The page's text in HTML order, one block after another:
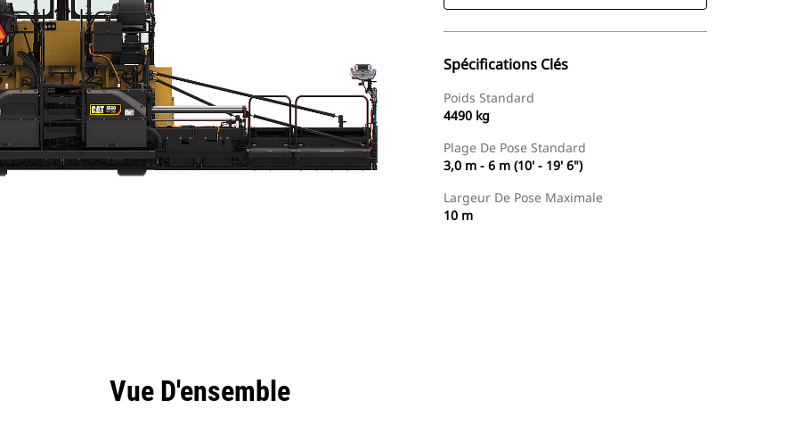
Spécifications Clés
Poids Standard
4490 kg
Plage De Pose Standard
3,0 m - 6 m (10' - 19' 6")
Largeur De Pose Maximale
10 m
Vue D'ensemble